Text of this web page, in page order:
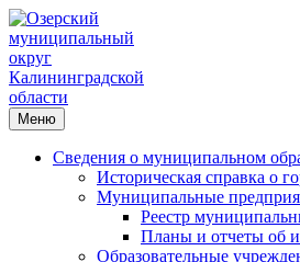
Меню
Сведения о муниципальном
Историческая справка о
Муниципальные
Реестр
Планы и отчеты об
Образовательные